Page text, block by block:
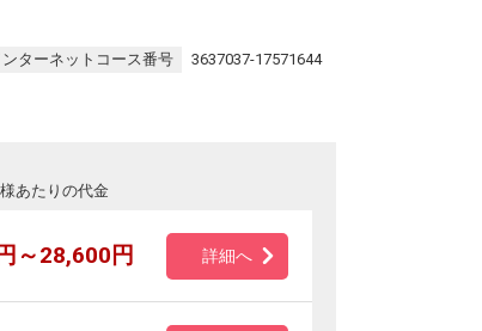
ンターネットコース番号 3637037-17571644
あたりの代金
～28,600円 詳細へ